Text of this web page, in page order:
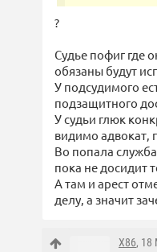
?
Судье пофиг где
обязаны будут
У подсудимого
подзащитного
У судьи глюк
видимо адвокат,
Во попала
пока не досидит
А там и арест
делу, а значит
X86, 18